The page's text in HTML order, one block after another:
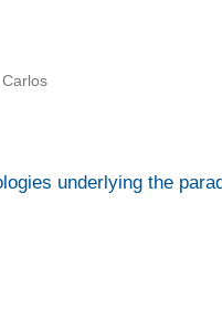
underlying the